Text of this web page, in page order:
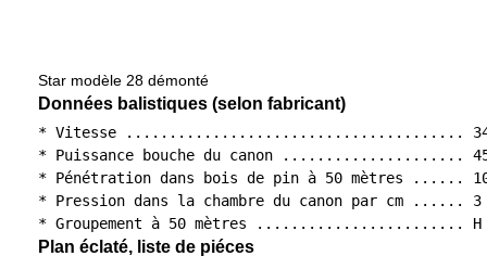
Star modèle 28 démonté
Données balistiques (selon fabricant)
* Vitesse ....................................... 340/
* Puissance bouche du canon .....................
* Pénétration dans bois de pin à 50 mètres ......
* Pression dans la chambre du canon par cm ...... 3
Plan éclaté, liste de piéces